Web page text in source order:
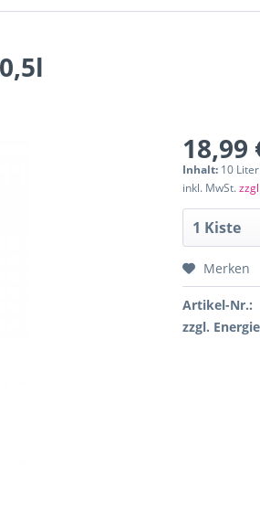
18,99
Inhalt: 10
inkl. MwSt.
Merken
Artikel-Nr.:
zzgl.